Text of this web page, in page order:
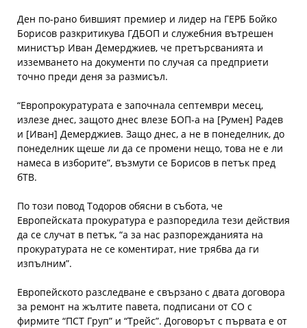
Ден по-рано бившият премиер и лидер на ГЕРБ Бойко
Борисов разкритикува ГДБОП и служебния вътрешен
министър Иван Демерджиев, че претърсванията и
изземването на документи по случая са предприети
точно преди деня за размисъл.
“Европрокуратурата е започнала септември месец,
излезе днес, защото днес влезе БОП-а на [Румен] Радев
и [Иван] Демерджиев. Защо днес, а не в понеделник, до
понеделник щеше ли да се промени нещо, това не е ли
намеса в изборите”, възмути се Борисов в петък пред
бТВ.
По този повод Тодоров обясни в събота, че
Европейската прокуратура е разпоредила тези действия
да се случат в петък, “а за нас разпорежданията на
прокуратурата не се коментират, ние трябва да ги
изпълним”.
Европейското разследване е свързано с двата договора
за ремонт на жълтите павета, подписани от СО с
фирмите “ПСТ Груп” и “Трейс”. Договорът с първата е от